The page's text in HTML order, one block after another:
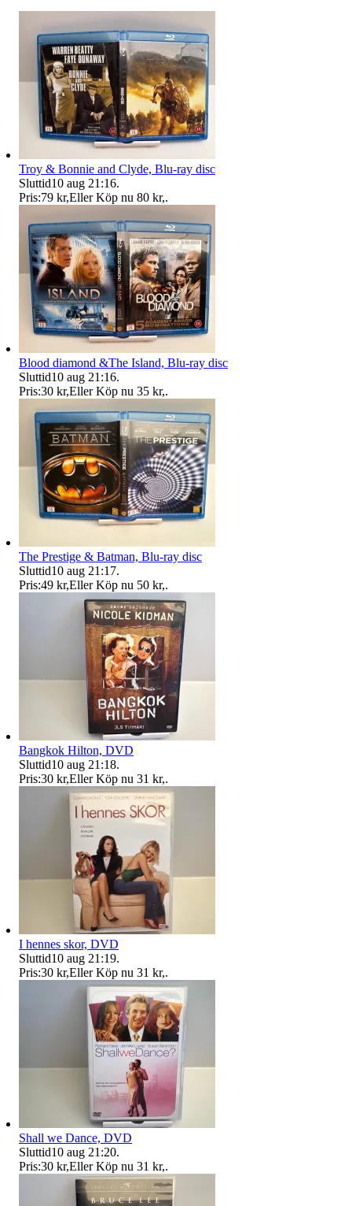
Troy & Bonnie and Clyde, Blu-ray disc
Sluttid10 aug 21:16.
Pris:79 kr,Eller Köp nu 80 kr,.
Blood diamond &The Island, Blu-ray disc
Sluttid10 aug 21:16.
Pris:30 kr,Eller Köp nu 35 kr,.
The Prestige & Batman, Blu-ray disc
Sluttid10 aug 21:17.
Pris:49 kr,Eller Köp nu 50 kr,.
Bangkok Hilton, DVD
Sluttid10 aug 21:18.
Pris:30 kr,Eller Köp nu 31 kr,.
I hennes skor, DVD
Sluttid10 aug 21:19.
Pris:30 kr,Eller Köp nu 31 kr,.
Shall we Dance, DVD
Sluttid10 aug 21:20.
Pris:30 kr,Eller Köp nu 31 kr,.